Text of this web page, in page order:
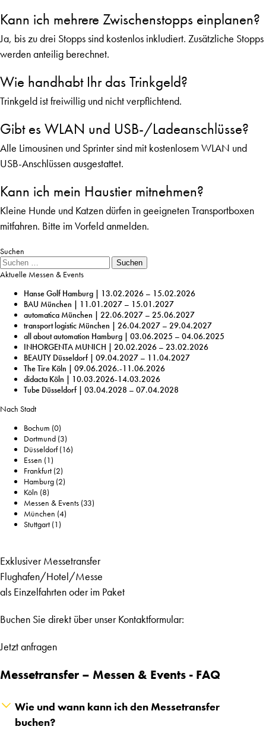
Kann ich mehrere Zwischenstopps einplanen?
Ja, bis zu drei Stopps sind kostenlos inkludiert. Zusätzliche Stopps
werden anteilig berechnet.
Wie handhabt Ihr das Trinkgeld?
Trinkgeld ist freiwillig und nicht verpflichtend.
Gibt es WLAN und USB-/Ladeanschlüsse?
Alle Limousinen und Sprinter sind mit kostenlosem WLAN und
USB-Anschlüssen ausgestattet.
Kann ich mein Haustier mitnehmen?
Kleine Hunde und Katzen dürfen in geeigneten Transportboxen
mitfahren. Bitte im Vorfeld anmelden.
Suchen
Suche
Suchen
Aktuelle Messen & Events
Hanse Golf Hamburg | 13.02.2026 – 15.02.2026
BAU München | 11.01.2027 – 15.01.2027
automatica München | 22.06.2027 – 25.06.2027
transport logistic München | 26.04.2027 – 29.04.2027
all about automation Hamburg | 03.06.2025 – 04.06.2025
INHORGENTA MUNICH | 20.02.2026 – 23.02.2026
BEAUTY Düsseldorf | 09.04.2027 – 11.04.2027
The Tire Köln | 09.06.2026.-11.06.2026
didacta Köln | 10.03.2026-14.03.2026
Tube Düsseldorf | 03.04.2028 – 07.04.2028
Nach Stadt
Bochum (0)
Dortmund (3)
Düsseldorf(16)
Essen (1)
Frankfurt (2)
Hamburg (2)
Köln (8)
Messen & Events (33)
München (4)
Stuttgart (1)
Exklusiver Messetransfer
Flughafen/Hotel/Messe
als Einzelfahrten oder im Paket
Buchen Sie direkt über unser Kontaktformular:
Jetzt anfragen
Messetransfer – Messen & Events - FAQ
Wie und wann kann ich den Messetransfer
buchen?